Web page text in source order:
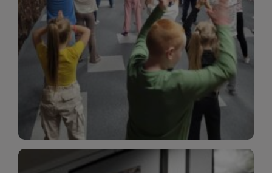
Dla Dzieci
To miejsce stworzone z myślą o najmłodszych
czytelnikach i ich rodzicach. Znajdziesz tu
informacje o zajęciach edukacyjnych, konkursach
plastycznych i spotkaniach z autorami książek dla